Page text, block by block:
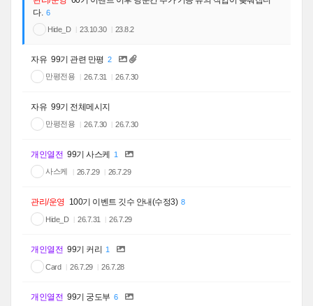
다.
6
Hide_D 23.10.30 23.8.2
자유 99기 관련 만평 2
만평전용
26.7.31 26.7.30
자유 99기 전체메시지
만평전용 26.7.30 26.7.30
개인열전 99기 사스케
1
사스케
26.7.29 26.7.29
관리/운영 100기 이벤트 깃수 안내(수정3) 8
Hide_D 26.7.31 26.7.29
개인열전 99기 커리 1
Card 26.7.29 26.7.28
개인열전 99기 궁도부 6